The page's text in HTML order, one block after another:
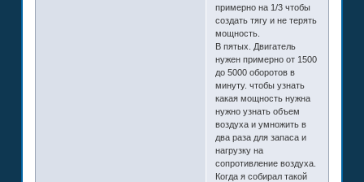
примерно на 1/3 чтобы
создать тягу и не терять
мощность.
В пятых. Двигатель
нужен примерно от 1500
до 5000 оборотов в
минуту. чтобы узнать
какая мощность нужна
нужно узнать объем
воздуха и умножить в
два раза для запаса и
нагрузку на
сопротивление воздуха.
Когда я собирал такой